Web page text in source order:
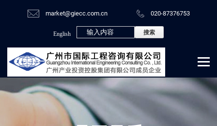
market@giecc.com.cn 020-87376753
English